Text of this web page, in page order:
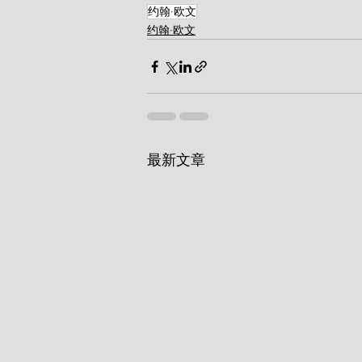
约翰·欧文
约翰·欧文
最新文章